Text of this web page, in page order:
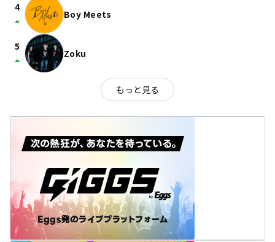
4
arrow_drop_up Boy Meets
5
arrow_drop_up Zoku
もっと見る